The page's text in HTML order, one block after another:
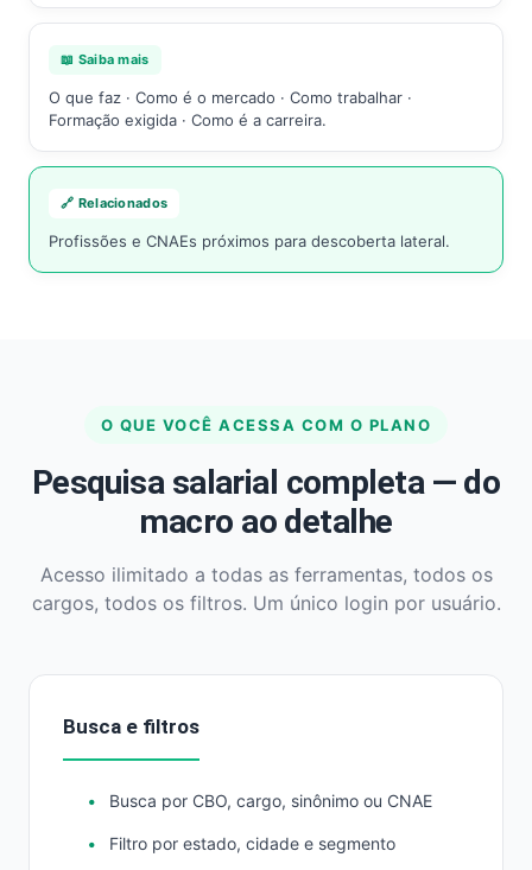
📖 Saiba mais
O que faz · Como é o mercado · Como trabalhar ·
Formação exigida · Como é a carreira.
🔗 Relacionados
Profissões e CNAEs próximos para descoberta lateral.
O QUE VOCÊ ACESSA COM O PLANO
Pesquisa salarial completa — do
macro ao detalhe
Acesso ilimitado a todas as ferramentas, todos os
cargos, todos os filtros. Um único login por usuário.
Busca e filtros
Busca por CBO, cargo, sinônimo ou CNAE
Filtro por estado, cidade e segmento